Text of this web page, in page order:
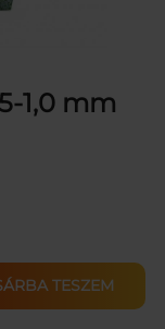
1,0 mm
TESZEM